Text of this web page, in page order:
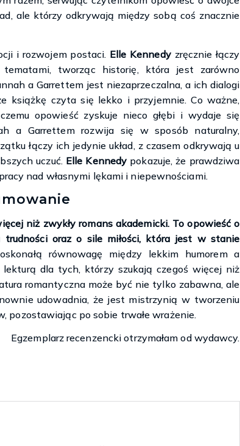
ale którzy odkrywają między sobą coś znacznie
i rozwojem postaci. Elle Kennedyzręcznie łączy
tworząc historię, która jest zarówno
a Garrettem jest niezaprzeczalna, a ich dialogi
książkę czyta się lekko i przyjemnie. Co ważne,
opowieść zyskuje nieco głębi i wydaje się
a Garrettem rozwija się w sposób naturalny,
łączy ich jedynie układ, z czasem odkrywają u
uczuć. Elle Kennedy pokazuje, że prawdziwa
nad własnymi lękami i niepewnościami.
niż zwykły romans akademicki. To opowieść o
trudności oraz o sile miłości, która jest w stanie
równowagę między lekkim humorem a
dla tych, którzy szukają czegoś więcej niż
romantyczna może być nie tylko zabawna, ale
udowadnia, że jest mistrzynią w tworzeniu
pozostawiając po sobie trwałe wrażenie.
Egzemplarz recenzencki otrzymałam od wydawcy.